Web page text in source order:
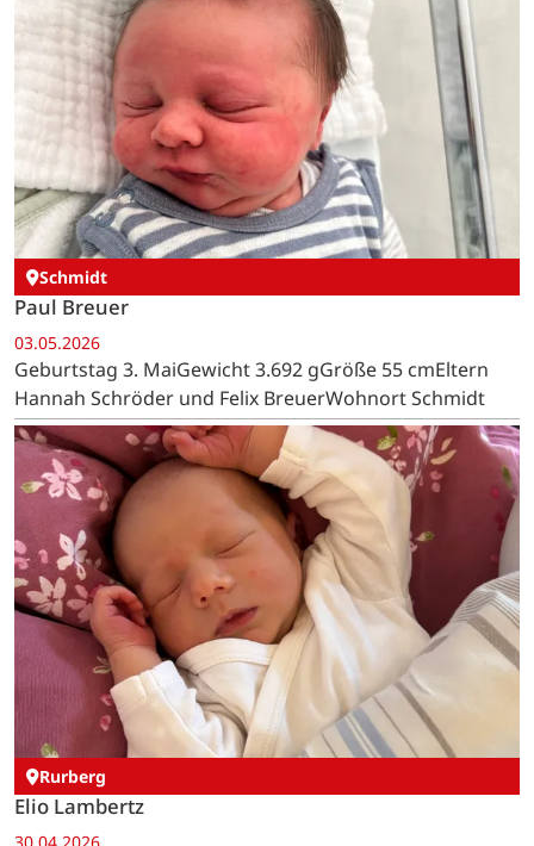
Schmidt
Paul Breuer
03.05.2026
Geburtstag 3. MaiGewicht 3.692 gGröße 55 cmEltern
Hannah Schröder und Felix BreuerWohnort Schmidt
Rurberg
Elio Lambertz
30.04.2026